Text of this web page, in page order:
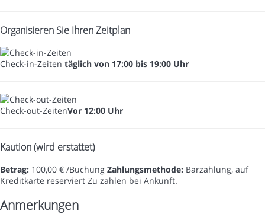
Organisieren Sie Ihren Zeitplan
Check-in-Zeiten täglich von 17:00 bis 19:00 Uhr
Check-out-ZeitenVor 12:00 Uhr
Kaution (wird erstattet)
Betrag: 100,00 € /Buchung Zahlungsmethode: Barzahlung, auf
Kreditkarte reserviert Zu zahlen bei Ankunft.
Anmerkungen